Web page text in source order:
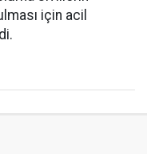
için acil